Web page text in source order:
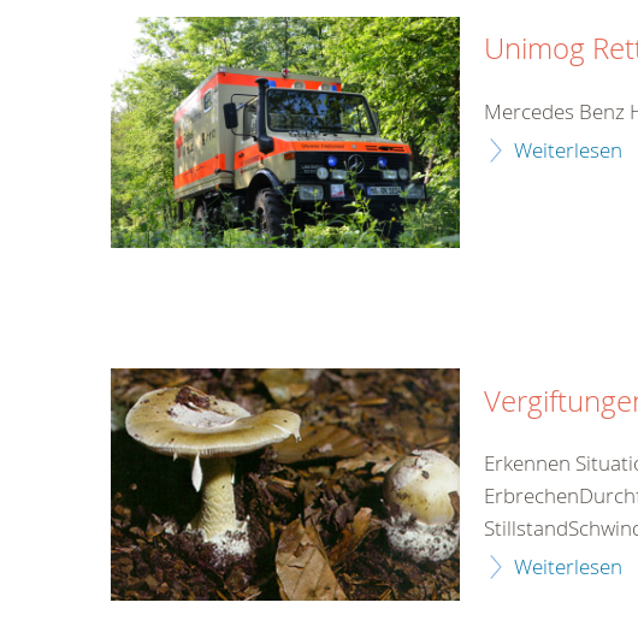
Unimog
Mercedes Benz
Weiterlesen
Erkennen
Weiterlesen